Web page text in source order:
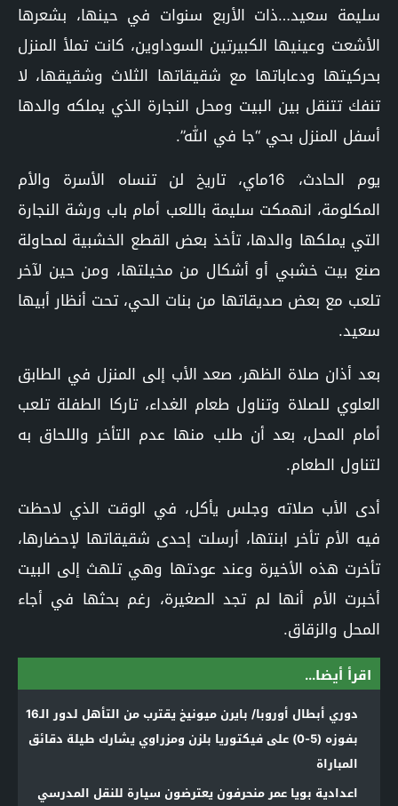
سليمة سعيد…ذات الأربع سنوات في حينها، بشعرها
الأشعت وعينيها الكبيرتين السوداوين، كانت تملأ المنزل
بحركيتها ودعاباتها مع شقيقاتها الثلاث وشقيقها، لا
تنفك تتنقل بين البيت ومحل النجارة الذي يملكه والدها
أسفل المنزل بحي “جا في الله”.
يوم الحادث، 16ماي، تاريخ لن تنساه الأسرة والأم
المكلومة، انهمكت سليمة باللعب أمام باب ورشة النجارة
التي يملكها والدها، تأخذ بعض القطع الخشبية لمحاولة
صنع بيت خشبي أو أشكال من مخيلتها، ومن حين لآخر
تلعب مع بعض صديقاتها من بنات الحي، تحت أنظار أبيها
سعيد.
بعد أذان صلاة الظهر، صعد الأب إلى المنزل في الطابق
العلوي للصلاة وتناول طعام الغداء، تاركا الطفلة تلعب
أمام المحل، بعد أن طلب منها عدم التأخر واللحاق به
لتناول الطعام.
أدى الأب صلاته وجلس يأكل، في الوقت الذي لاحظت
فيه الأم تأخر ابنتها، أرسلت إحدى شقيقاتها لإحضارها،
تأخرت هذه الأخيرة وعند عودتها وهي تلهث إلى البيت
أخبرت الأم أنها لم تجد الصغيرة، رغم بحثها في أجاء
المحل والزقاق.
اقرأ أيضا...
دوري أبطال أوروبا/ بايرن ميونيخ يقترب من التأهل لدور الـ16
بفوزه (5-0) على فيكتوريا بلزن ومزراوي يشارك طيلة دقائق
المباراة
اعدادية بويا عمر منحرفون يعترضون سيارة للنقل المدرسي